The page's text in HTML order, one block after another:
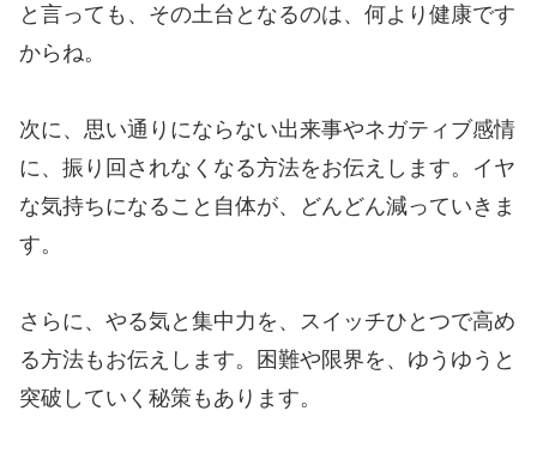
と言っても、その土台となるのは、何より健康です
からね。
次に、思い通りにならない出来事やネガティブ感情
に、振り回されなくなる方法をお伝えします。イヤ
な気持ちになること自体が、どんどん減っていきま
す。
さらに、やる気と集中力を、スイッチひとつで高め
る方法もお伝えします。困難や限界を、ゆうゆうと
突破していく秘策もあります。